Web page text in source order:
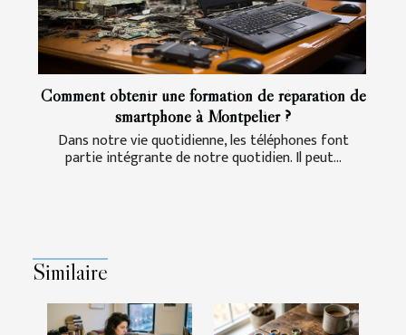
Comment obtenir une formation de réparation de
smartphone à Montpelier ?
Dans notre vie quotidienne, les téléphones font
partie intégrante de notre quotidien. Il peut...
Similaire